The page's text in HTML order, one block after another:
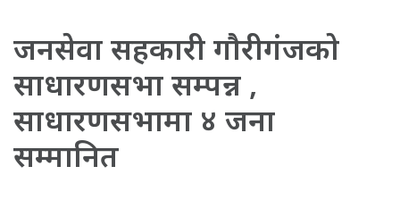
जनसेवा सहकारी गाैरीगंजकाे
साधारणसभा सम्पन्न ,
साधारणसभामा ४ जना
सम्मानित